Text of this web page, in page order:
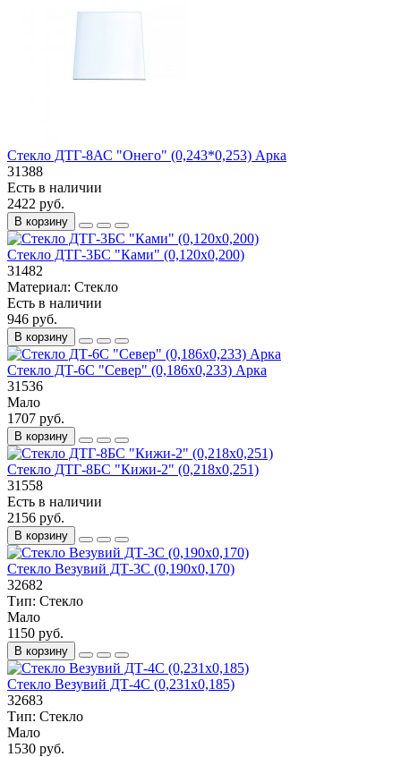
Стекло ДТГ-8АС "Онего" (0,243*0,253) Арка
31388
Есть в наличии
2422 руб.
В корзину
Стекло ДТГ-3БС "Ками" (0,120х0,200)
31482
Материал: Стекло
Есть в наличии
946 руб.
В корзину
Стекло ДТ-6С "Север" (0,186х0,233) Арка
31536
Мало
1707 руб.
В корзину
Стекло ДТГ-8БС "Кижи-2" (0,218х0,251)
31558
Есть в наличии
2156 руб.
В корзину
Стекло Везувий ДТ-3С (0,190х0,170)
32682
Тип: Стекло
Мало
1150 руб.
В корзину
Стекло Везувий ДТ-4С (0,231х0,185)
32683
Тип: Стекло
Мало
1530 руб.